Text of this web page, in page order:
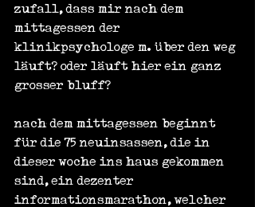
zufall, dass mir nach dem
mittagessen der
klinikpsychologe m. über den weg
läuft? oder läuft hier ein ganz
grosser bluff?
nach dem mittagessen beginnt
für die 75 neuinsassen, die in
dieser woche ins haus gekommen
sind, ein dezenter
informationsmarathon, welcher